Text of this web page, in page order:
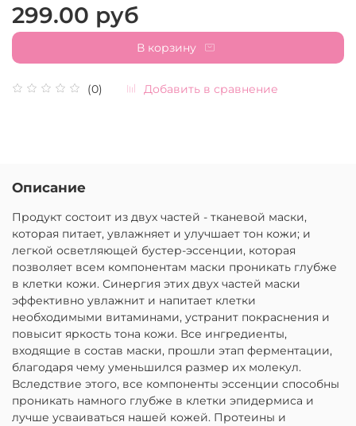
(0) Добавить в сравнение
299.00 руб
В корзину
Описание
Продукт состоит из двух частей - тканевой маски,
которая питает, увлажняет и улучшает тон кожи; и
легкой осветляющей бустер-эссенции, которая
позволяет всем компонентам маски проникать глубже
в клетки кожи. Синергия этих двух частей маски
эффективно увлажнит и напитает клетки
необходимыми витаминами, устранит покраснения и
повысит яркость тона кожи. Все ингредиенты,
входящие в состав маски, прошли этап ферментации,
благодаря чему уменьшился размер их молекул.
Вследствие этого, все компоненты эссенции способны
проникать намного глубже в клетки эпидермиса и
лучше усваиваться нашей кожей. Протеины и